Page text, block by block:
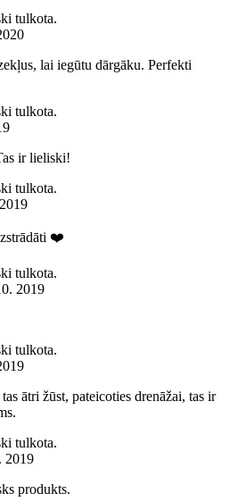
tulkota.
lai iegūtu dārgāku. Perfekti
tulkota.
ir lieliski!
tulkota.
❤️
tulkota.
2019
tulkota.
ātri žūst, pateicoties drenāžai, tas ir
tulkota.
2019
produkts.